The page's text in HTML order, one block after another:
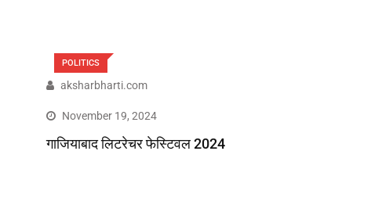
POLITICS
aksharbharti.com
November 19, 2024
गाजियाबाद लिटरेचर फेस्टिवल 2024